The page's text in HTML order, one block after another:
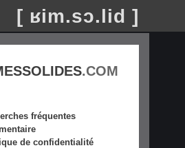
[ ʁim.sɔ.lid ]
.COM
fréquentes
de confidentialité